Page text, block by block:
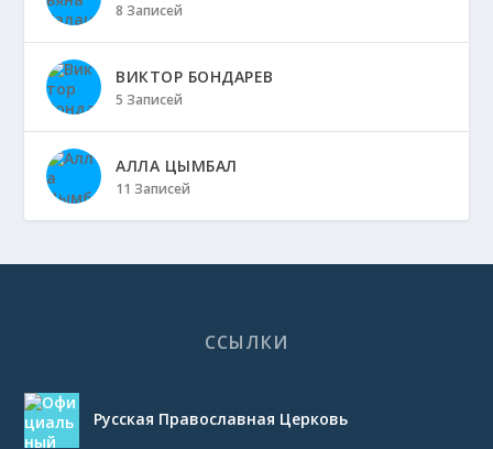
8 Записей
ВИКТОР БОНДАРЕВ
5 Записей
АЛЛА ЦЫМБАЛ
11 Записей
ССЫЛКИ
Русская Православная Церковь